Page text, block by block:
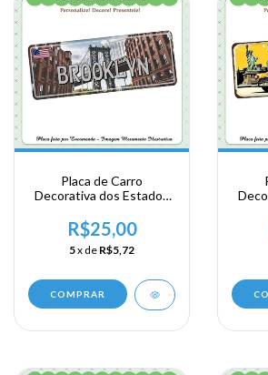
Placa de Carro
Decorativa dos Estados
New York - Brooklyn
R$25,00
5x de R$5,72
COMPRAR